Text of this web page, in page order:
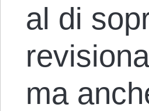
al di
ma